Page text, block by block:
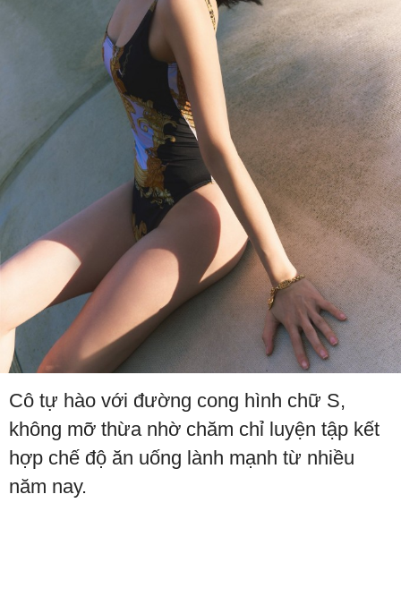
Cô tự hào với đường cong hình chữ S,
không mỡ thừa nhờ chăm chỉ luyện tập kết
hợp chế độ ăn uống lành mạnh từ nhiều
năm nay.